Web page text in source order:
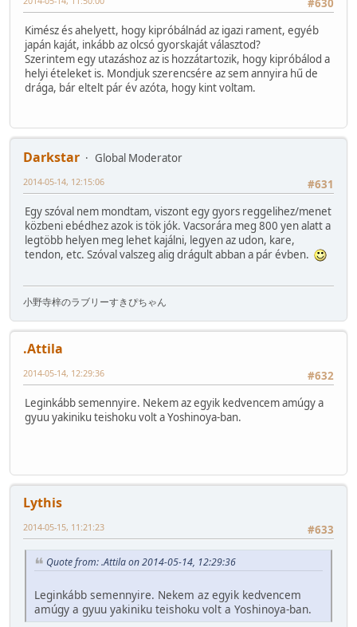
Kimész és ahelyett, hogy kipróbálnád az igazi rament, egyéb
japán kaját, inkább az olcsó gyorskaját választod?
Szerintem egy utazáshoz az is hozzátartozik, hogy kipróbálod a
helyi ételeket is. Mondjuk szerencsére az sem annyira hű de
drága, bár eltelt pár év azóta, hogy kint voltam.
Darkstar
Global Moderator
#631
2014-05-14, 12:15:06
Egy szóval nem mondtam, viszont egy gyors reggelihez/menet
közbeni ebédhez azok is tök jók. Vacsorára meg 800 yen alatt a
legtöbb helyen meg lehet kajálni, legyen az udon, kare,
tendon, etc. Szóval valszeg alig drágult abban a pár évben.
小野寺梓のラブリーすきぴちゃん
.Attila
#632
2014-05-14, 12:29:36
Leginkább semennyire. Nekem az egyik kedvencem amúgy a
gyuu yakiniku teishoku volt a Yoshinoya-ban.
Lythis
#633
2014-05-15, 11:21:23
Quote from: .Attila on 2014-05-14, 12:29:36
Leginkább semennyire. Nekem az egyik kedvencem
amúgy a gyuu yakiniku teishoku volt a Yoshinoya-ban.